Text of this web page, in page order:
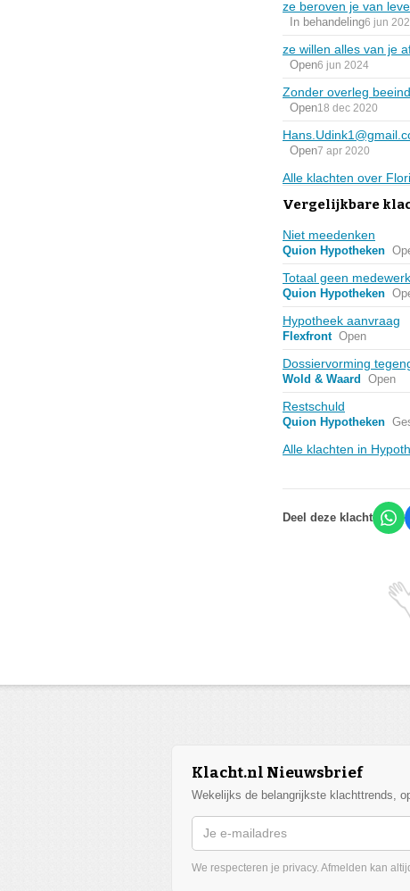
ze beroven je van
In behandeling6 jun
ze willen alles van je
Open6 jun 2024
Zonder overleg
Open18 dec 2020
Open7 apr 2020
Alle klachten over
Vergelijkbare
Niet meedenken
Quion Hypotheken
Totaal geen
Quion Hypotheken
Hypotheek aanvraag
Flexfront Open
Dossiervorming
Wold & Waard Open
Restschuld
Quion Hypotheken
Alle klachten in
Deel deze klacht
Klacht.nl Nieuwsbrief
Wekelijks de belangrijkste klachttrends,
We respecteren je privacy. Afmelden kan